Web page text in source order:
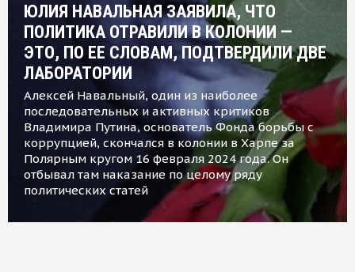
ЮЛИЯ НАВАЛЬНАЯ ЗАЯВИЛА, ЧТО
ПОЛИТИКА ОТРАВИЛИ В КОЛОНИИ —
ЭТО, ПО ЕЕ СЛОВАМ, ПОДТВЕРДИЛИ ДВЕ
ЛАБОРАТОРИИ
Алексей Навальный, один из наиболее
последовательных и активных критиков
Владимира Путина, основатель Фонда борьбы с
коррупцией, скончался в колонии в Харпе за
Полярным кругом 16 февраля 2024 года. Он
отбывал там наказание по целому ряду
политических статей